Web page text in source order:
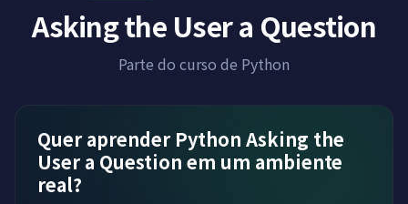
Asking the User a Question
Parte do curso de Python
Quer aprender Python Asking the
User a Question em um ambiente
real?